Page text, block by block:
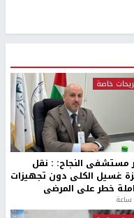
خاصة
مستشفى النجاح: : نقل
غسيل الكلى دون تجهيزات
خطر على المرضى